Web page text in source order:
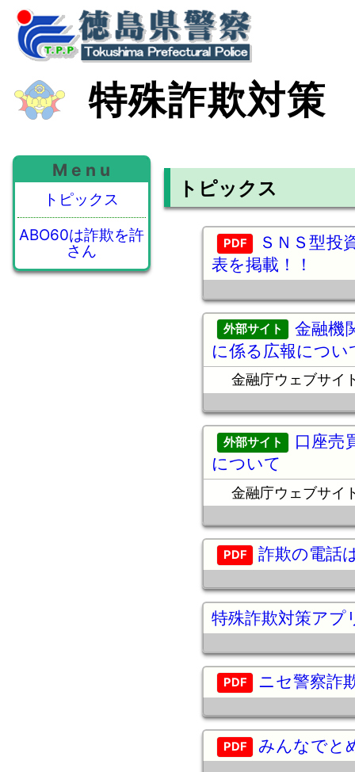
特殊詐欺対策
M e n u
トピックス
ABO60は詐欺を許
さん
トピックス
ＳＮＳ型投
表を掲載！！
金融機
に係る広報につい
金融庁ウェブサイ
口座売
について
金融庁ウェブサイ
詐欺の電話
特殊詐欺対策アプ
ニセ警察詐
みんなでと